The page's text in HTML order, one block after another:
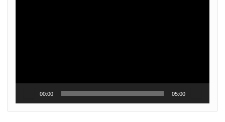
00:00 05:00